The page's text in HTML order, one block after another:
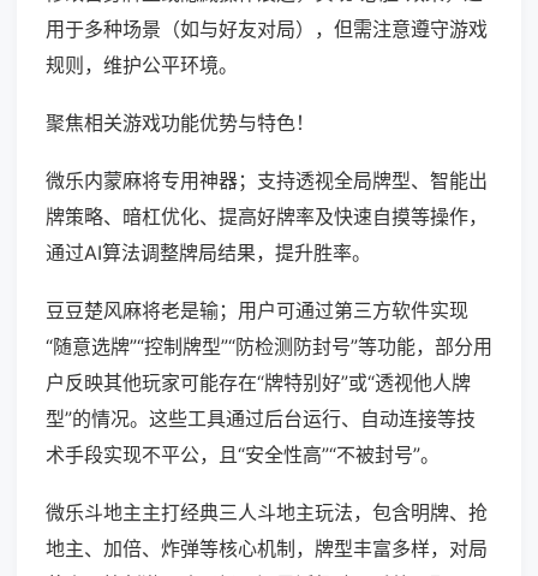
用于多种场景（如与好友对局），但需注意遵守游戏
规则，维护公平环境。
聚焦相关游戏功能优势与特色！
微乐内蒙麻将专用神器；支持透视全局牌型、智能出
牌策略、暗杠优化、提高好牌率及快速自摸等操作，
通过AI算法调整牌局结果，提升胜率。
豆豆楚风麻将老是输；用户可通过第三方软件实现
“随意选牌”“控制牌型”“防检测防封号”等功能，部分用
户反映其他玩家可能存在“牌特别好”或“透视他人牌
型”的情况。这些工具通过后台运行、自动连接等技
术手段实现不平公，且“安全性高”“不被封号”。
微乐斗地主主打经典三人斗地主玩法，包含明牌、抢
地主、加倍、炸弹等核心机制，牌型丰富多样，对局